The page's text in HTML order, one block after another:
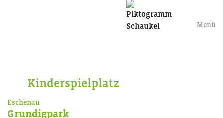
Menü
Kinderspielplatz
Eschenau
Grundigpark